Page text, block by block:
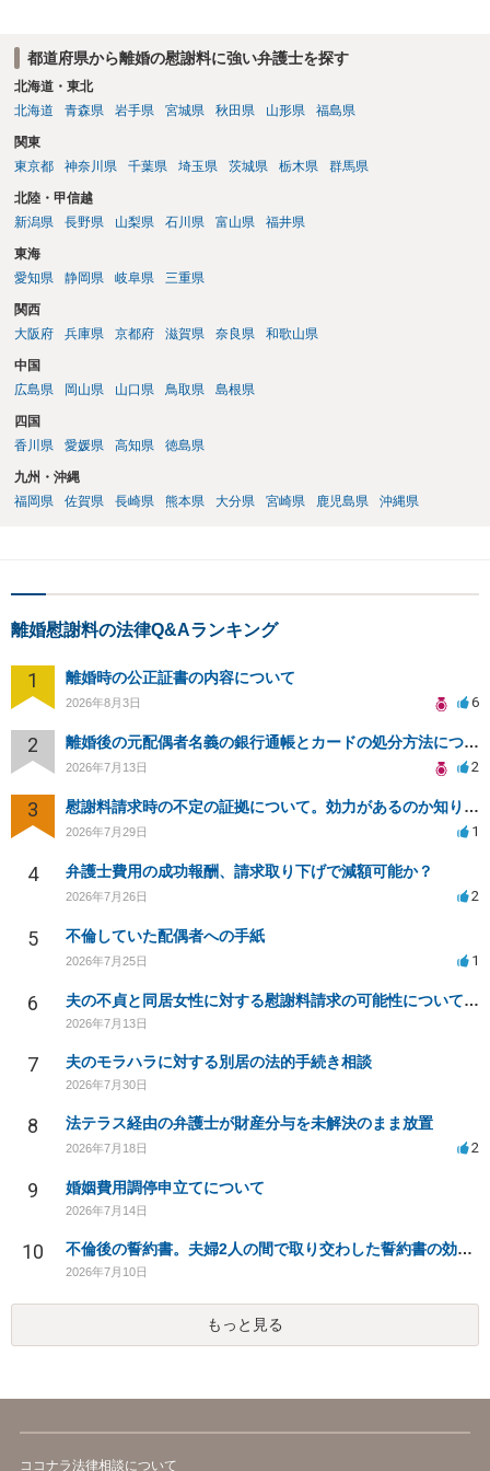
都道府県から離婚の慰謝料に強い弁護士を探す
北海道・東北
北海道
青森県 岩手県 宮城県 秋田県 山形県 福島県
関東
東京都
神奈川県 千葉県 埼玉県 茨城県 栃木県 群馬県
北陸・甲信越
新潟県
長野県 山梨県 石川県 富山県 福井県
東海
愛知県
静岡県 岐阜県 三重県
関西
大阪府
兵庫県 京都府 滋賀県 奈良県 和歌山県
中国
広島県
岡山県 山口県 鳥取県 島根県
四国
香川県
愛媛県 高知県 徳島県
九州・沖縄
福岡県
佐賀県 長崎県 熊本県 大分県 宮崎県 鹿児島県 沖縄県
離婚慰謝料の法律Q&Aランキング
1 離婚時の公正証書の内容について
2026年8月3日 6
2 離婚後の元配偶者名義の銀行通帳とカードの処分方法について
2026年7月13日 2
3 慰謝料請求時の不定の証拠について。効力があるのか知りたい。
2026年7月29日 1
4 弁護士費用の成功報酬、請求取り下げで減額可能か？
2026年7月26日 2
5 不倫していた配偶者への手紙
2026年7月25日 1
6 夫の不貞と同居女性に対する慰謝料請求の可能性について相談
2026年7月13日
7 夫のモラハラに対する別居の法的手続き相談
2026年7月30日
8 法テラス経由の弁護士が財産分与を未解決のまま放置
2026年7月18日 2
9 婚姻費用調停申立てについて
2026年7月14日
10 不倫後の誓約書。夫婦2人の間で取り交わした誓約書の効力は？
2026年7月10日
もっと見る
ココナラ法律相談について